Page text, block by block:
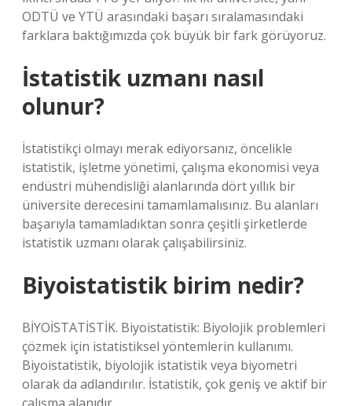
ODTÜ ve YTÜ arasındaki başarı sıralamasındaki
farklara baktığımızda çok büyük bir fark görüyoruz.
İstatistik uzmanı nasıl
olunur?
İstatistikçi olmayı merak ediyorsanız, öncelikle
istatistik, işletme yönetimi, çalışma ekonomisi veya
endüstri mühendisliği alanlarında dört yıllık bir
üniversite derecesini tamamlamalısınız. Bu alanları
başarıyla tamamladıktan sonra çeşitli şirketlerde
istatistik uzmanı olarak çalışabilirsiniz.
Biyoistatistik birim nedir?
BİYOİSTATİSTİK. Biyoistatistik: Biyolojik problemleri
çözmek için istatistiksel yöntemlerin kullanımı.
Biyoistatistik, biyolojik istatistik veya biyometri
olarak da adlandırılır. İstatistik, çok geniş ve aktif bir